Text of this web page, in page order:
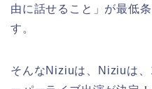
由に話せること」が最低
す。
そんなNiziuは、Niziuは